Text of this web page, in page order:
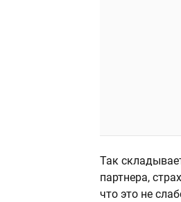
Так
партнера,
что это не